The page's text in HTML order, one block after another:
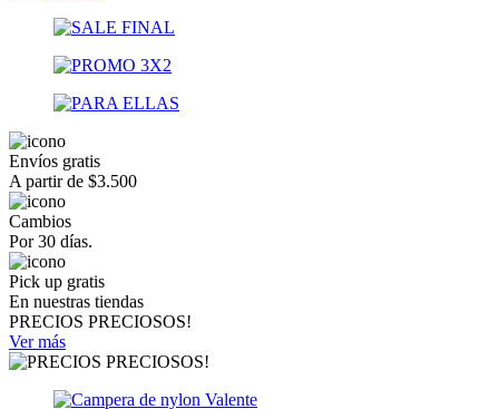
Envíos gratis
A partir de $3.500
Cambios
Por 30 días.
Pick up gratis
En nuestras tiendas
PRECIOS PRECIOSOS!
Ver más